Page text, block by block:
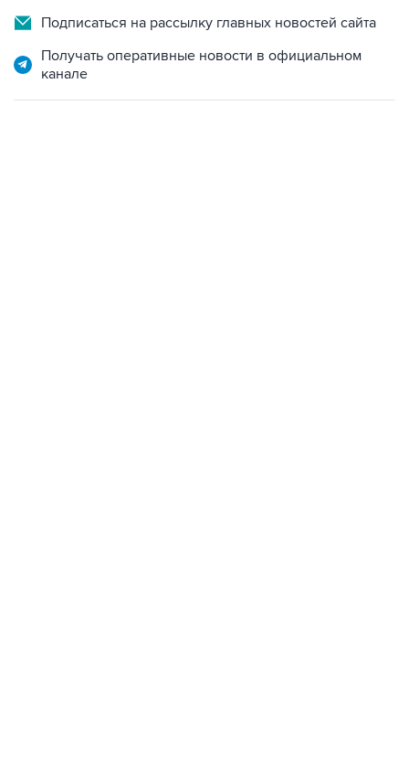
Подписаться на рассылку главных новостей сайта
Получать оперативные новости в официальном
канале